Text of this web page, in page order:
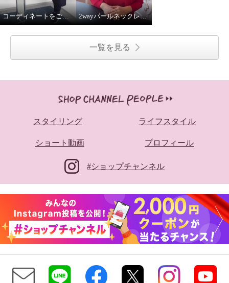
コーディネートをご紹介！ 2wayパールネックレス着用してみました
一覧を見る
スタイリング ライフスタイル
ショート動画 プロフィール
#ショップチャンネル